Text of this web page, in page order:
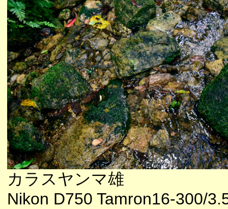
カラスヤンマ雄
Nikon D750 Tamron16-300/